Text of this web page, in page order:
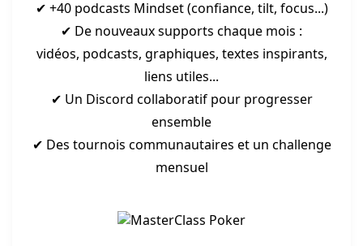
✔ +40 podcasts Mindset (confiance, tilt, focus...)
✔ De nouveaux supports chaque mois :
vidéos, podcasts, graphiques, textes inspirants,
liens utiles...
✔ Un Discord collaboratif pour progresser
ensemble
✔ Des tournois communautaires et un challenge
mensuel